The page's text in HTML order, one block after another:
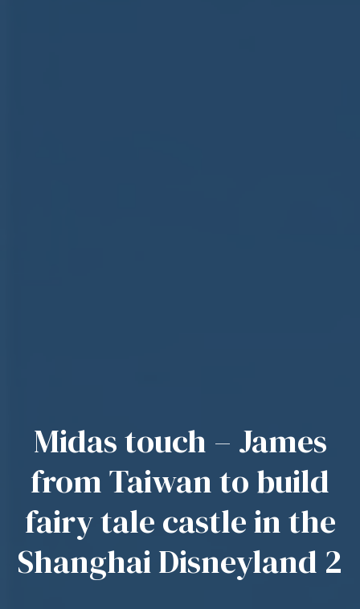
Midas touch – James
from Taiwan to build
fairy tale castle in the
Shanghai Disneyland 2